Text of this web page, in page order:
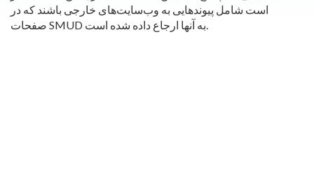
است شامل پیوندهایی به وب‌سایت‌های خارجی باشند که در
صفحات SMUD به آنها ارجاع داده شده است.